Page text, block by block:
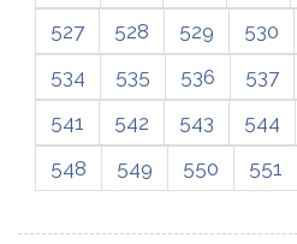
527
528 529 530
534
535 536 537
541
542 543 544
548
549 550 551